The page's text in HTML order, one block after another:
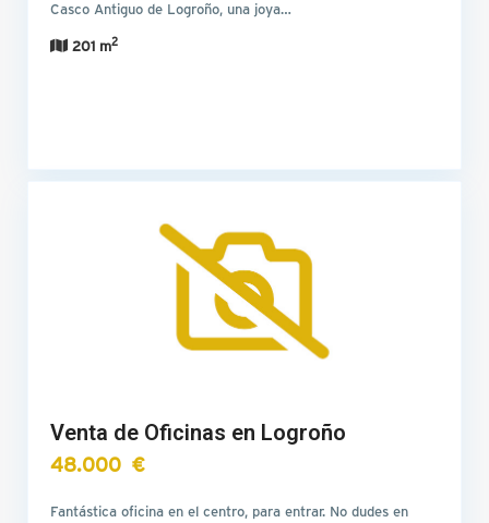
Casco Antiguo de Logroño, una joya…
201 m2
Venta de Oficinas en Logroño
48.000 €
Fantástica oficina en el centro, para entrar. No dudes en